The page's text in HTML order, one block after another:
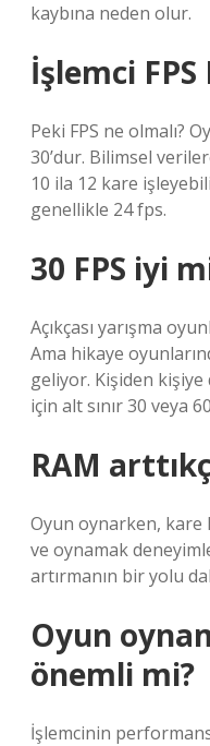
kaybına neden olur.
İşlemci FPS
Peki FPS ne olmalı?
30’dur. Bilimsel
10 ila 12 kare
genellikle 24 fps.
30 FPS iyi
Açıkçası yarışma
Ama hikaye
geliyor. Kişiden
için alt sınır 30 veya
RAM
Oyun oynarken, kare
ve oynamak
artırmanın bir yolu
Oyun
önemli mi?
İşlemcinin